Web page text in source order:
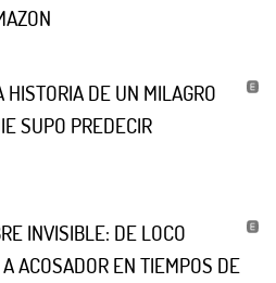
HISTORIA DE UN MILAGRO
SUPO PREDECIR
INVISIBLE: DE LOCO
ACOSADOR EN TIEMPOS DE